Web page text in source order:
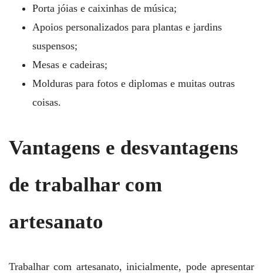
Porta jóias e caixinhas de música;
Apoios personalizados para plantas e jardins
suspensos;
Mesas e cadeiras;
Molduras para fotos e diplomas e muitas outras
coisas.
Vantagens e desvantagens
de trabalhar com
artesanato
Trabalhar com artesanato, inicialmente, pode apresentar